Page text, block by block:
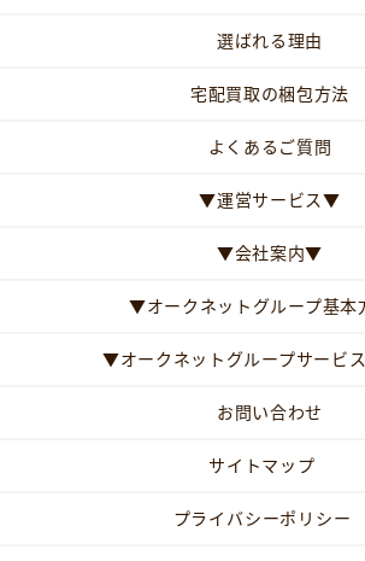
選ばれる理由
宅配買取の梱包方法
よくあるご質問
▼運営サービス▼
▼会社案内▼
▼オークネットグループ基
▼オークネットグループサービ
お問い合わせ
サイトマップ
プライバシーポリシー